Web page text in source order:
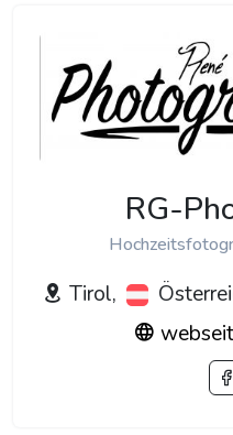
RG-
Tirol,